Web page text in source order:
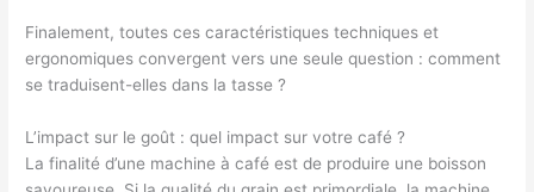
Finalement, toutes ces caractéristiques techniques et
ergonomiques convergent vers une seule question : comment
se traduisent-elles dans la tasse ?
L’impact sur le goût : quel impact sur votre café ?
La finalité d’une machine à café est de produire une boisson